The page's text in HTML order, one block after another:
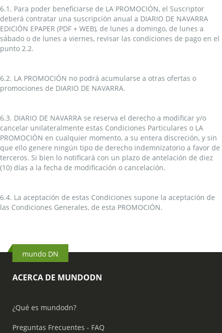
6.1. Para poder beneficiarse de LA PROMOCIÓN, el Suscriptor
deberá contratar una suscripción anual a DIARIO DE NAVARRA
EDICIÓN EPAPER (PDF + WEB), de lunes a domingo, de lunes a
sábado o de lunes a viernes, revisar las condiciones de pago en el
punto 2.2.
6.2. LA PROMOCIÓN no podrá acumularse a otras ofertas o
promociones de DIARIO DE NAVARRA.
6.3. DIARIO DE NAVARRA se reserva el derecho a modificar y/o
cancelar unilateralmente estas Condiciones Particulares o LA
PROMOCIÓN en cualquier momento, a su entera discreción, y sin
que ello genere ningún tipo de derecho indemnizatorio a favor de
terceros. Si bien lo notificará con un plazo de antelación de diez
(10) días a la fecha de modificación o cancelación.
6.4. La aceptación de estas Condiciones supone la aceptación de
las Condiciones Generales, de esta PROMOCIÓN.
mundo DN
ACERCA DE MUNDODN
¿Qué es mundodn?
Preguntas Frecuentes - FAQ